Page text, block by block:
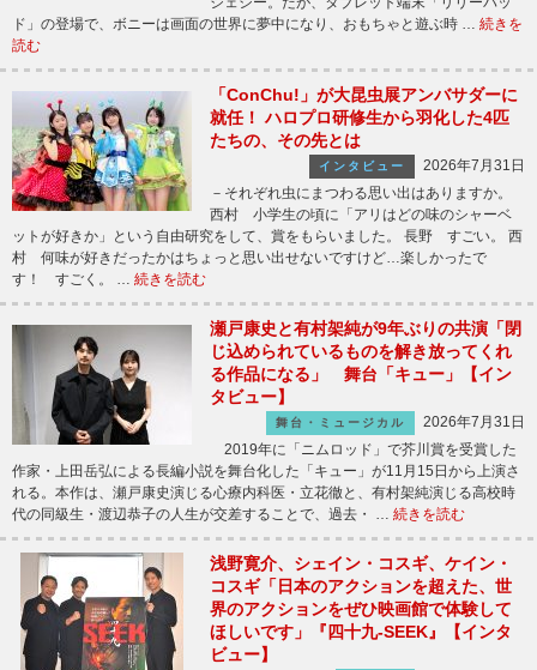
ド」の登場で、ボニーは画面の世界に夢中になり、おもちゃと遊ぶ時 … 続きを
読む
「ConChu!」が大昆虫展アンバサダーに
就任！ ハロプロ研修生から羽化した4匹
たちの、その先とは
インタビュー
2026年7月31日
－それぞれ虫にまつわる思い出はありますか。
西村 小学生の頃に「アリはどの味のシャーベ
ットが好きか」という自由研究をして、賞をもらいました。 長野 すごい。 西
村 何味が好きだったかはちょっと思い出せないですけど…楽しかったで
す！ すごく。 … 続きを読む
瀬戸康史と有村架純が9年ぶりの共演「閉
じ込められているものを解き放ってくれ
る作品になる」 舞台「キュー」【イン
タビュー】
舞台・ミュージカル
2026年7月31日
2019年に「ニムロッド」で芥川賞を受賞した
作家・上田岳弘による長編小説を舞台化した「キュー」が11月15日から上演さ
れる。本作は、瀬戸康史演じる心療内科医・立花徹と、有村架純演じる高校時
代の同級生・渡辺恭子の人生が交差することで、過去・ … 続きを読む
浅野寛介、シェイン・コスギ、ケイン・
コスギ「日本のアクションを超えた、世
界のアクションをぜひ映画館で体験して
ほしいです」『四十九-SEEK』【インタ
ビュー】